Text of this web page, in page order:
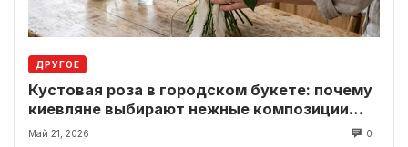
ДРУГОЕ
Кустовая роза в городском букете: почему
киевляне выбирают нежные композиции
вместо классики
Май 21, 2026 0